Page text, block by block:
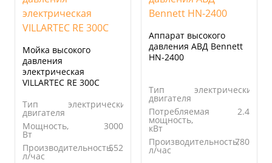
Мойка высокого
давления
электрическая
VILLARTEC RE 300C
Тип
двигателя
электрический
Мощность,
Вт
3000
Производительность,
л/час
552
Аппарат высокого
давления АВД Bennett
HN-2400
Тип
двигателя
электрический
Потребляемая
мощность,
кВт
2.4
Производительность,
л/час
780